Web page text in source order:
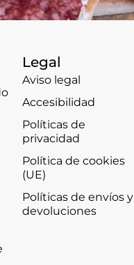
Legal
Aviso legal
Accesibilidad
Políticas de
privacidad
Política de cookies
(UE)
Políticas de envíos y
devoluciones